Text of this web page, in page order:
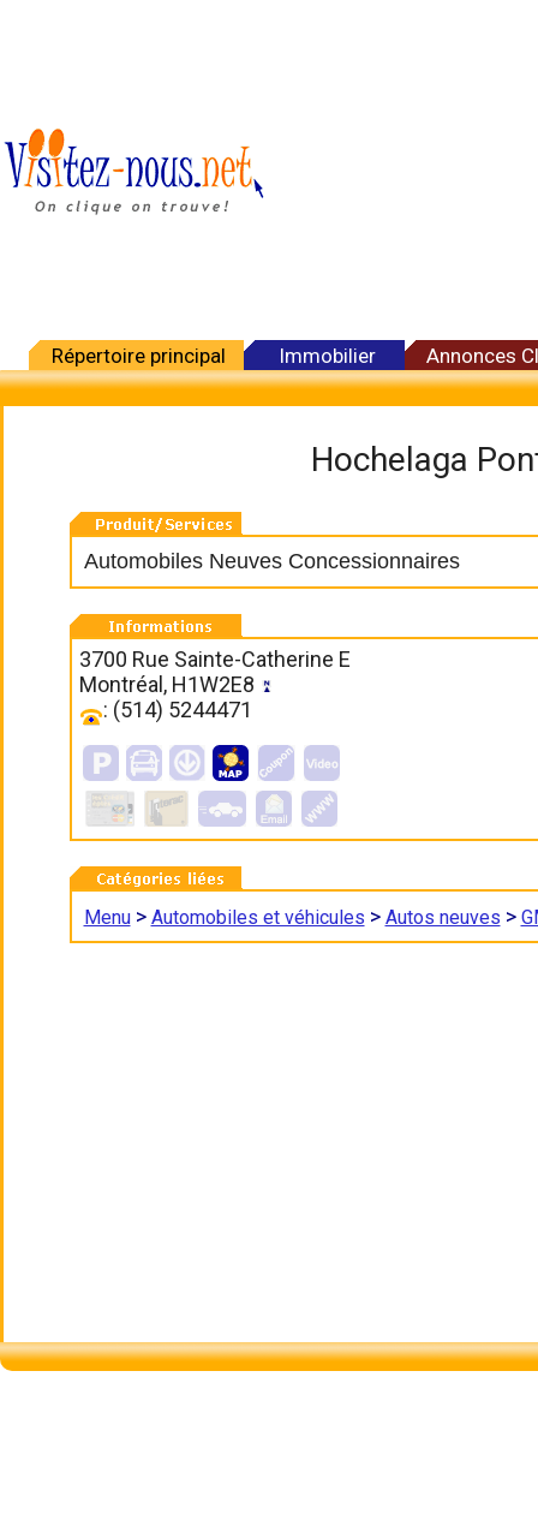
Répertoire principal Immobilier Annonces
Hochelaga
Automobiles Neuves Concessionnaires
3700 Rue Sainte-Catherine E
Montréal, H1W2E8
: (514) 5244471
Menu> Automobiles et véhicules > Autos neuves >